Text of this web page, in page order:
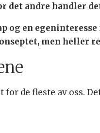
det andre handler
og en
men heller
for de fleste av oss.